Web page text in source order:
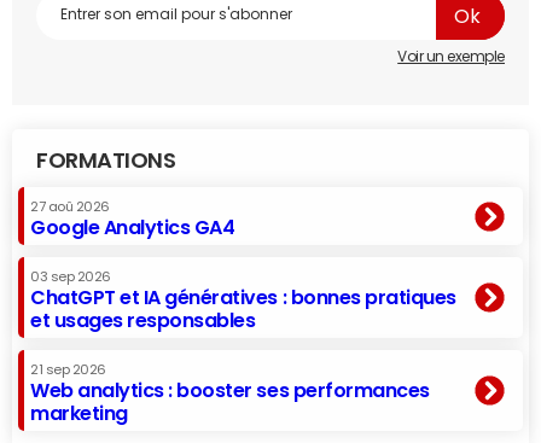
Voir un exemple
FORMATIONS
27 aoû 2026
Google Analytics GA4
03 sep 2026
ChatGPT et IA génératives : bonnes pratiques
et usages responsables
21 sep 2026
Web analytics : booster ses performances
marketing